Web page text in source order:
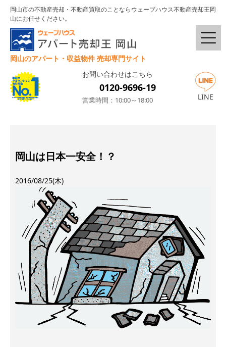
岡山市の不動産売却・不動産買取のことならウェーブハウス不動産売却王岡
山にお任せください。
岡山のアパート・収益物件 売却専門サイト
お問い合わせはこちら
0120-9696-19
営業時間：10:00～18:00 LINE
岡山は日本一安全！？
2016/08/25(木)